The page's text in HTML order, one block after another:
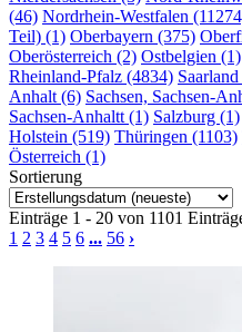
(46) Nordrhein-Westfalen
Teil) (1) Oberbayern (375)
Oberösterreich (2) Ostbelgien (1)
Rheinland-Pfalz (4834)
Anhalt (6) Sachsen, Sachsen-
Sachsen-Anhaltt (1) Salzburg (1)
Holstein (519) Thüringen (1103)
Österreich (1)
Sortierung
Einträge 1 - 20 von 1101
1 2 3 4 5 6 ... 56 ›